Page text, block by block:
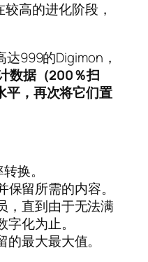
高的进化阶段，
999的Digimon，
数据（200％扫
平，再次将它们置
换。
留所需的内容。
，直到由于无法满
化为止。
最大最大值。